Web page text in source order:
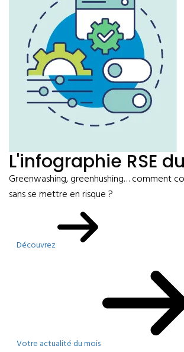
L'infographie RSE
Greenwashing, greenhushing… comment
sans se mettre en risque ?
Découvrez
Votre actualité du mois